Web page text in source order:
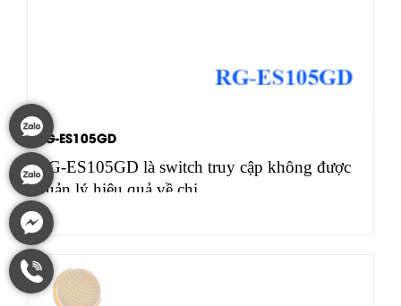
RG-ES105GD
RG-ES105GD là switch truy cập không được
quản lý hiệu quả về chi…